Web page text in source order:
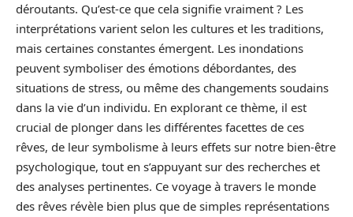
déroutants. Qu’est-ce que cela signifie vraiment ? Les
interprétations varient selon les cultures et les traditions,
mais certaines constantes émergent. Les inondations
peuvent symboliser des émotions débordantes, des
situations de stress, ou même des changements soudains
dans la vie d’un individu. En explorant ce thème, il est
crucial de plonger dans les différentes facettes de ces
rêves, de leur symbolisme à leurs effets sur notre bien-être
psychologique, tout en s’appuyant sur des recherches et
des analyses pertinentes. Ce voyage à travers le monde
des rêves révèle bien plus que de simples représentations